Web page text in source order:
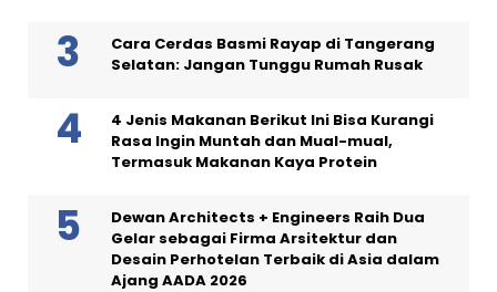
Cara Cerdas Basmi Rayap di Tangerang
Selatan: Jangan Tunggu Rumah Rusak
4 Jenis Makanan Berikut Ini Bisa Kurangi
Rasa Ingin Muntah dan Mual-mual,
Termasuk Makanan Kaya Protein
Dewan Architects + Engineers Raih Dua
Gelar sebagai Firma Arsitektur dan
Desain Perhotelan Terbaik di Asia dalam
Ajang AADA 2026